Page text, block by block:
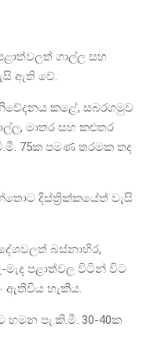
ගාල්ල සහ
ඇති වේ.
කළේ, සබරගමුව
මාතර සහ කළුතර
75ක පමණ තරමක තද
දිස්ත්‍රික්කයේත් වැසි
බස්නාහිර,
පළාත්වල විටින් විට
ඇතිවිය හැකිය.
හමන පැ.කි.මී. 30-40ක